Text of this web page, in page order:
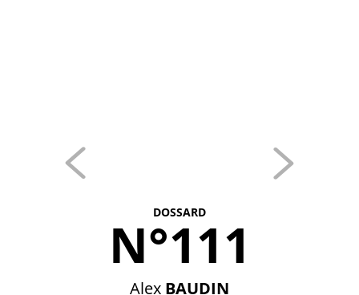
DOSSARD
N°111
Alex BAUDIN